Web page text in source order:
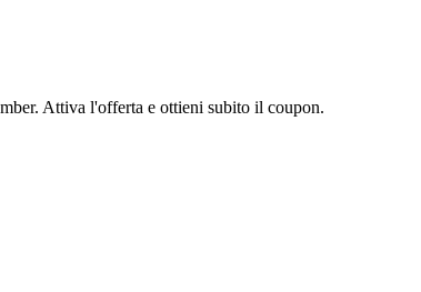
Attiva l'offerta e ottieni subito il coupon.